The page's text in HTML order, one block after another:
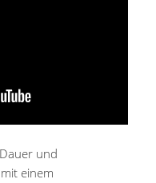
und
einem